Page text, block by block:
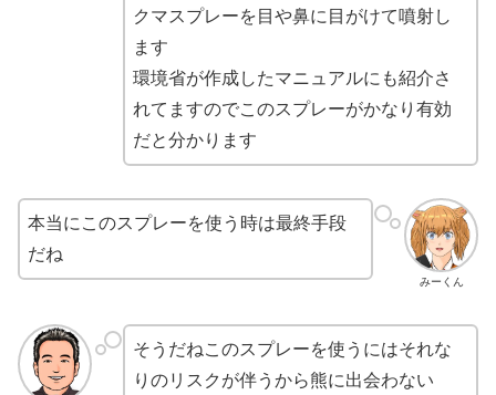
クマスプレーを目や鼻に目がけて噴射し
ます
環境省が作成したマニュアルにも紹介さ
れてますのでこのスプレーがかなり有効
だと分かります
みーくん
本当にこのスプレーを使う時は最終手段
だね
そうだねこのスプレーを使うにはそれな
りのリスクが伴うから熊に出会わない